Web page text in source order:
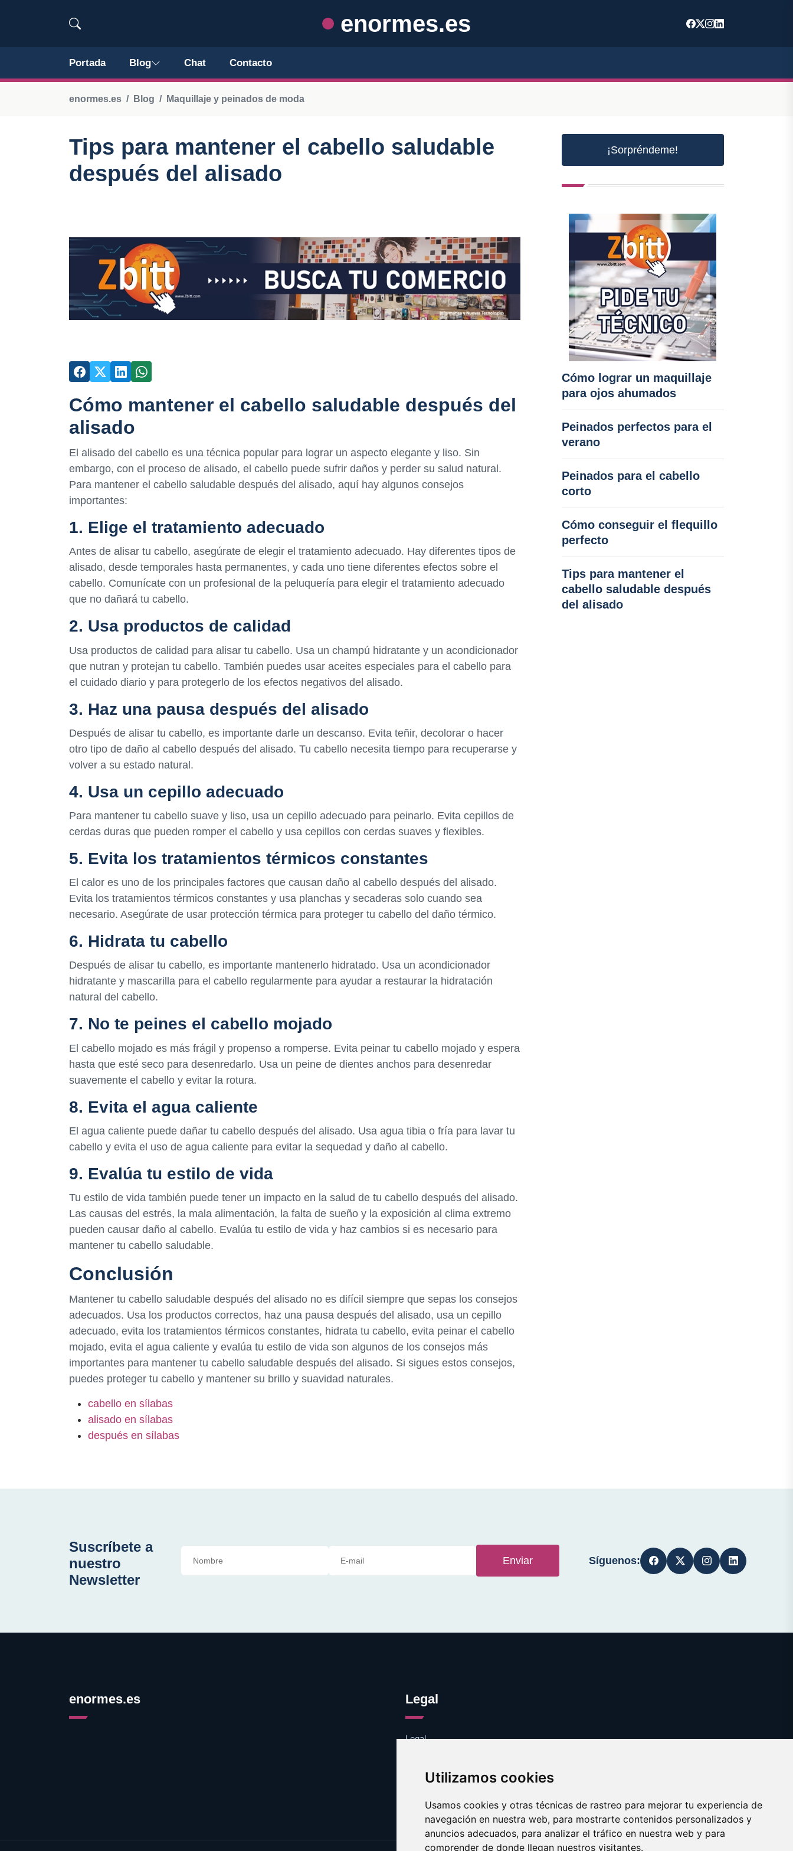
Utilizamos cookies
Usamos cookies y otras técnicas de rastreo para mejorar tu experiencia de
navegación en nuestra web, para mostrarte contenidos personalizados y
anuncios adecuados, para analizar el tráfico en nuestra web y para
comprender de donde llegan nuestros visitantes.
enormes.es
Portada Blog Chat Contacto
enormes.es Blog Maquillaje y peinados de moda
Tips para mantener el cabello saludable
después del alisado
Cómo mantener el cabello saludable después del
alisado
El alisado del cabello es una técnica popular para lograr un aspecto elegante y liso. Sin
embargo, con el proceso de alisado, el cabello puede sufrir daños y perder su salud natural.
Para mantener el cabello saludable después del alisado, aquí hay algunos consejos
importantes:
1. Elige el tratamiento adecuado
Antes de alisar tu cabello, asegúrate de elegir el tratamiento adecuado. Hay diferentes tipos de
alisado, desde temporales hasta permanentes, y cada uno tiene diferentes efectos sobre el
cabello. Comunícate con un profesional de la peluquería para elegir el tratamiento adecuado
que no dañará tu cabello.
2. Usa productos de calidad
Usa productos de calidad para alisar tu cabello. Usa un champú hidratante y un acondicionador
que nutran y protejan tu cabello. También puedes usar aceites especiales para el cabello para
el cuidado diario y para protegerlo de los efectos negativos del alisado.
3. Haz una pausa después del alisado
Después de alisar tu cabello, es importante darle un descanso. Evita teñir, decolorar o hacer
otro tipo de daño al cabello después del alisado. Tu cabello necesita tiempo para recuperarse y
volver a su estado natural.
4. Usa un cepillo adecuado
Para mantener tu cabello suave y liso, usa un cepillo adecuado para peinarlo. Evita cepillos de
cerdas duras que pueden romper el cabello y usa cepillos con cerdas suaves y flexibles.
5. Evita los tratamientos térmicos constantes
El calor es uno de los principales factores que causan daño al cabello después del alisado.
Evita los tratamientos térmicos constantes y usa planchas y secaderas solo cuando sea
necesario. Asegúrate de usar protección térmica para proteger tu cabello del daño térmico.
6. Hidrata tu cabello
Después de alisar tu cabello, es importante mantenerlo hidratado. Usa un acondicionador
hidratante y mascarilla para el cabello regularmente para ayudar a restaurar la hidratación
natural del cabello.
7. No te peines el cabello mojado
El cabello mojado es más frágil y propenso a romperse. Evita peinar tu cabello mojado y espera
hasta que esté seco para desenredarlo. Usa un peine de dientes anchos para desenredar
suavemente el cabello y evitar la rotura.
8. Evita el agua caliente
El agua caliente puede dañar tu cabello después del alisado. Usa agua tibia o fría para lavar tu
cabello y evita el uso de agua caliente para evitar la sequedad y daño al cabello.
9. Evalúa tu estilo de vida
Tu estilo de vida también puede tener un impacto en la salud de tu cabello después del alisado.
Las causas del estrés, la mala alimentación, la falta de sueño y la exposición al clima extremo
pueden causar daño al cabello. Evalúa tu estilo de vida y haz cambios si es necesario para
mantener tu cabello saludable.
Conclusión
Mantener tu cabello saludable después del alisado no es difícil siempre que sepas los consejos
adecuados. Usa los productos correctos, haz una pausa después del alisado, usa un cepillo
adecuado, evita los tratamientos térmicos constantes, hidrata tu cabello, evita peinar el cabello
mojado, evita el agua caliente y evalúa tu estilo de vida son algunos de los consejos más
importantes para mantener tu cabello saludable después del alisado. Si sigues estos consejos,
puedes proteger tu cabello y mantener su brillo y suavidad naturales.
cabello en sílabas
alisado en sílabas
después en sílabas
¡Sorpréndeme!
Cómo lograr un maquillaje
para ojos ahumados
Peinados perfectos para el
verano
Peinados para el cabello
corto
Cómo conseguir el flequillo
perfecto
Tips para mantener el
cabello saludable después
del alisado
Suscríbete a
nuestro
Newsletter
Enviar Síguenos:
enormes.es Legal
Legal
Contacto